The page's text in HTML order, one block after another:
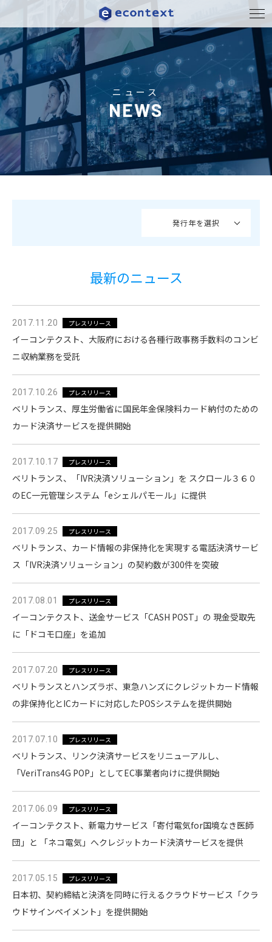
ニュース
NEWS
発行年を選択
最新のニュース
2017.11.20 プレスリリース
イーコンテクスト、大阪府における各種行政事務手数料のコンビ
ニ収納業務を受託
2017.10.26 プレスリリース
ベリトランス、厚生労働省に国民年金保険料カード納付のための
カード決済サービスを提供開始
2017.10.17 プレスリリース
ベリトランス、「IVR決済ソリューション」を スクロール３６０
のEC一元管理システム「eシェルパモール」に提供
2017.09.25 プレスリリース
ベリトランス、カード情報の非保持化を実現する電話決済サービ
ス「IVR決済ソリューション」の契約数が300件を突破
2017.08.01 プレスリリース
イーコンテクスト、送金サービス「CASH POST」の 現金受取先
に「ドコモ口座」を追加
2017.07.20 プレスリリース
ベリトランスとハンズラボ、東急ハンズにクレジットカード情報
の非保持化とICカードに対応したPOSシステムを提供開始
2017.07.10 プレスリリース
ベリトランス、リンク決済サービスをリニューアルし、
「VeriTrans4G POP」としてEC事業者向けに提供開始
2017.06.09 プレスリリース
イーコンテクスト、新電力サービス「寄付電気for国境なき医師
団」と 「ネコ電気」へクレジットカード決済サービスを提供
2017.05.15 プレスリリース
日本初、契約締結と決済を同時に行えるクラウドサービス「クラ
ウドサインペイメント」を提供開始